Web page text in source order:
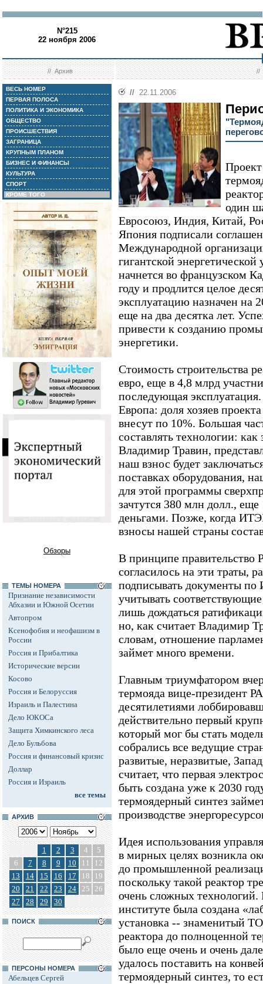
N°215
22 ноября 2006
//Архив //
ВЕСЬ НОМЕР
ПЕРВАЯ ПОЛОСА
ПОЛИТИКА И ЭКОНОМИКА
ОБЩЕСТВО
ПРОИСШЕСТВИЯ
ЗАГРАНИЦА
КРУПНЫМ ПЛАНОМ
БИЗНЕС И ФИНАНСЫ
КУЛЬТУРА
СПОРТ
КРОМЕ ТОГО
Обзоры
ТЕМЫ НОМЕРА
Признание независимости
Абхазии и Южной Осетии
Автопром
Ксенофобия и неофашизм в
России
Россия и Прибалтика
Исторические версии
Косово
Россия и Белоруссия
Израиль и Палестина
Дело ЮКОСа
Защита Химкинского леса
Дело Бульбова
Россия и финансовый кризис
Доллар
Россия и Израиль
все темы
АРХИВ
1 2 3 4
5
6
7 8 9 10 11
12
13
14 15 16 17 18
19
20
21 22 23 24 25 26
27
28 29 30
ПОИСК
ПЕРСОНЫ НОМЕРА
Абельцев Сергей
// 22.11.2006
один
Евросоюз, Индия, Китай,
Япония подписали
Международной
гигантской
начнется во французском
году и продлится целое
эксплуатацию назначен на
еще на два десятка лет.
привести к созданию
энергетики.
Стоимость строительства
евро, еще в 4,8 млрд
последующая
Европа: доля хозяев
внесут по 10%. Большая
составлять технологии:
Владимир Травин,
наш взнос будет
поставках оборудования,
для этой программы
зачтутся 380 млн долл.,
деньгами. Позже, когда
взносы нашей страны
В принципе правительство
согласилось на эти траты,
подписывать документы
учитывать
лишь дождаться
но, как считает Владимир
словам, отношение
займет много времени.
Главным триумфатором
термояда вице-президент
десятилетиями
действительно первый
который мог бы стать
собрались все ведущие
развитые, неразвитые,
считает, что первая
быть создана уже к 2030
термоядерный синтез
производстве
Идея использования
в мирных целях возникла
до промышленной
поскольку такой реактор
очень сложных технологий.
институте была создана
установка -- знаменитый
реактора до полноценной
было еще очень и очень
удалось поставить на
термоядерный синтез, то